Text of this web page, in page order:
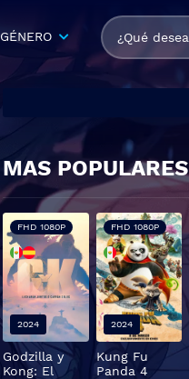
GÉNERO
MAS POPULARES
Godzilla y
Kong: El
FHD 1080P
2024
Kung Fu
Panda 4
FHD 1080P
2024